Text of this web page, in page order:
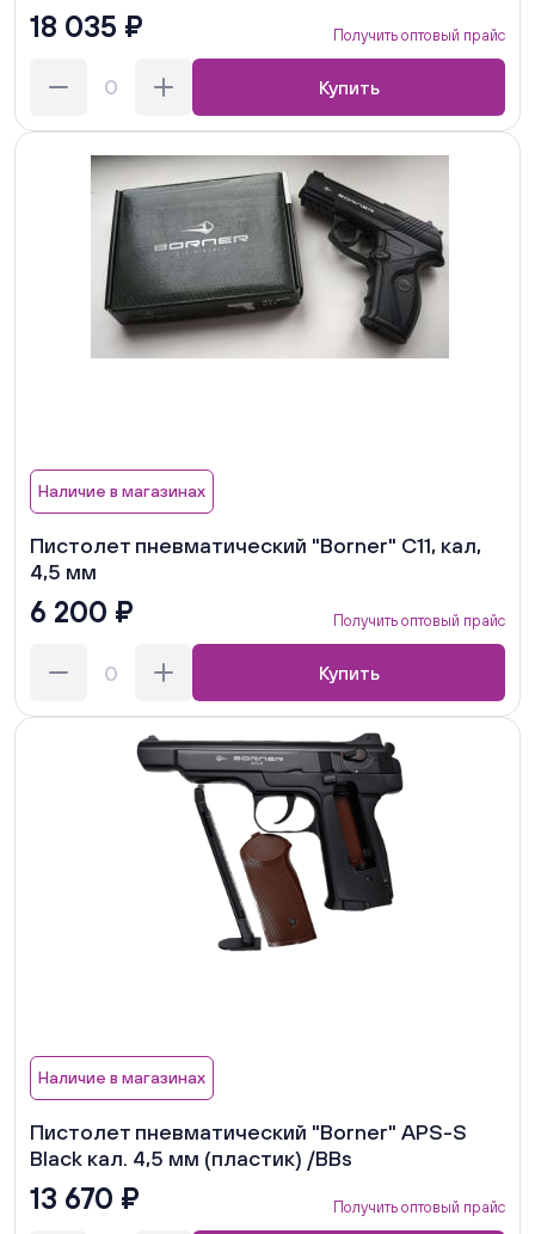
18 035 ₽ Получить оптовый прайс
Купить
Наличие в магазинах
Пистолет пневматический "Borner" C11, кал,
4,5 мм
6 200 ₽ Получить оптовый прайс
Купить
Наличие в магазинах
Пистолет пневматический "Borner" APS-S
Black кал. 4,5 мм (пластик) /BBs
13 670 ₽ Получить оптовый прайс